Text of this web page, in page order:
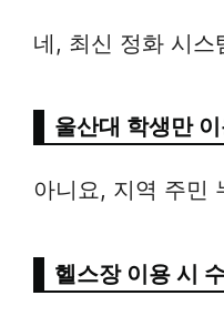
네, 최신 정화 시스
울산대 학생만
아니요, 지역 주민
헬스장 이용 시